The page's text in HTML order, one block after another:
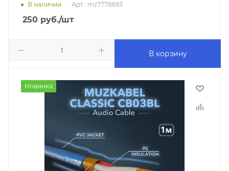
В наличии Арт.: mz7778693
250 руб./шт
В корзину
Новинка